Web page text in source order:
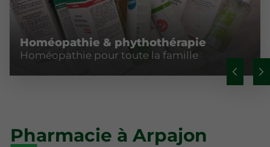
Homéopathie & phythothérapie
Homéopathie pour toute la famille
Pharmacie à Arpajon